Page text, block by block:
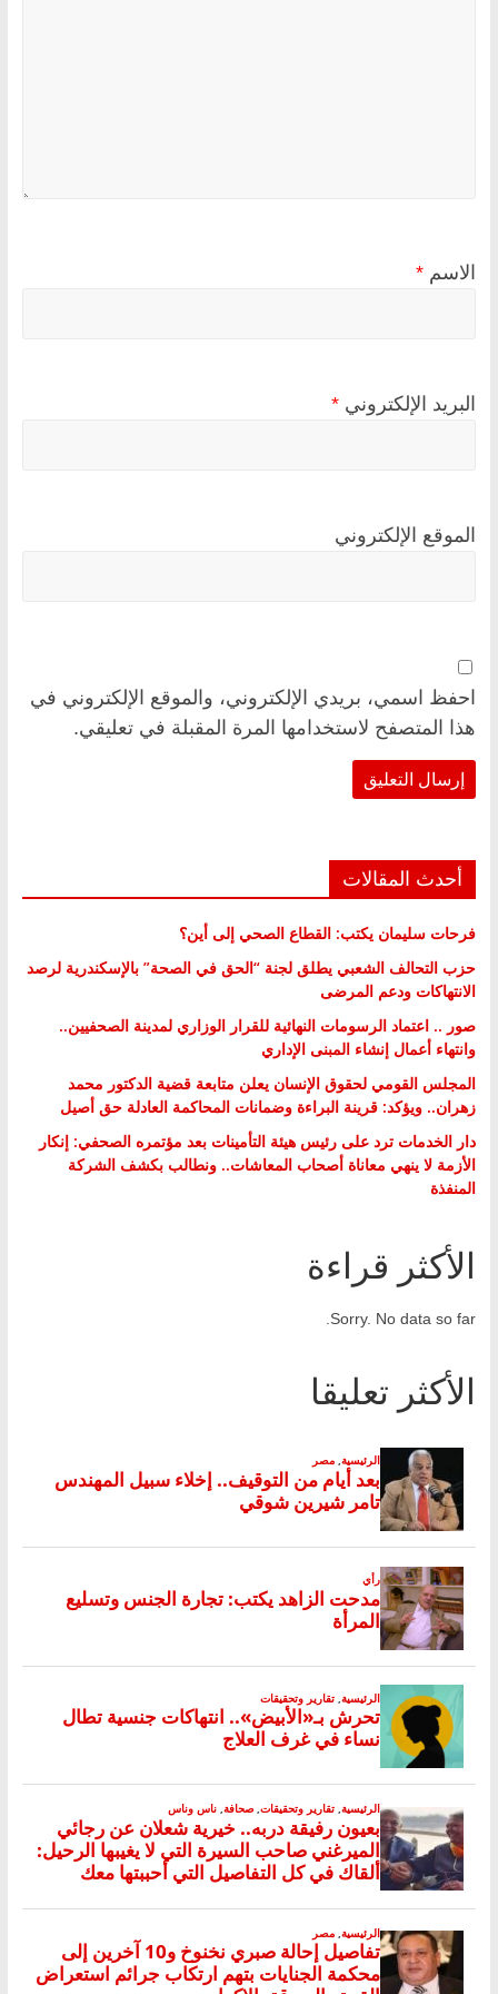
الاسم *
البريد الإلكتروني *
الموقع الإلكتروني
احفظ اسمي، بريدي الإلكتروني، والموقع الإلكتروني في
هذا المتصفح لاستخدامها المرة المقبلة في تعليقي.
أحدث المقالات
فرحات سليمان يكتب: القطاع الصحي إلى أين؟
حزب التحالف الشعبي يطلق لجنة “الحق في الصحة” بالإسكندرية لرصد
الانتهاكات ودعم المرضى
صور .. اعتماد الرسومات النهائية للقرار الوزاري لمدينة الصحفيين..
وانتهاء أعمال إنشاء المبنى الإداري
المجلس القومي لحقوق الإنسان يعلن متابعة قضية الدكتور محمد
زهران.. ويؤكد: قرينة البراءة وضمانات المحاكمة العادلة حق أصيل
دار الخدمات ترد على رئيس هيئة التأمينات بعد مؤتمره الصحفي: إنكار
الأزمة لا ينهي معاناة أصحاب المعاشات.. ونطالب بكشف الشركة
المنفذة
الأكثر قراءة
Sorry. No data so far.
الأكثر تعليقا